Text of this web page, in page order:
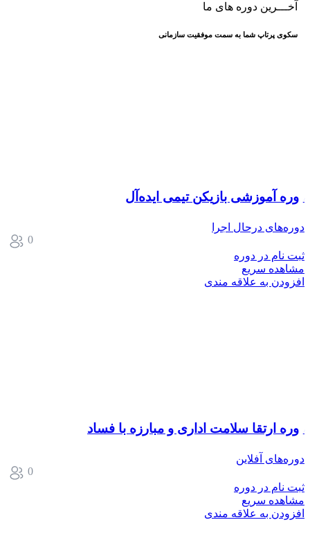
آخـــرین دوره های ما
سکوی پرتاپ شما به سمت موفقیت سازمانی
دوره آموزشی بازیکن تیمی ایده‌آل
دوره‌های درحال اجرا
0
ثبت نام در دوره
مشاهده سریع
افزودن به علاقه مندی
دوره ارتقا سلامت اداری و مبارزه با فساد
دوره‌های آفلاین
0
ثبت نام در دوره
مشاهده سریع
افزودن به علاقه مندی